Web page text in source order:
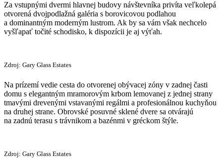
Za vstupnými dvermi hlavnej budovy návštevníka privíta veľkolepá
otvorená dvojpodlažná galéria s borovicovou podlahou
a dominantným moderným lustrom. Ak by sa vám však nechcelo
vyšľapať točité schodisko, k dispozícii je aj výťah.
Zdroj: Gary Glass Estates
Na prízemí vedie cesta do otvorenej obývacej zóny v zadnej časti
domu s elegantným mramorovým krbom lemovanej z jednej strany
tmavými drevenými vstavanými regálmi a profesionálnou kuchyňou
na druhej strane. Obrovské posuvné sklené dvere sa otvárajú
na zadnú terasu s trávnikom a bazénmi v gréckom štýle.
Zdroj: Gary Glass Estates